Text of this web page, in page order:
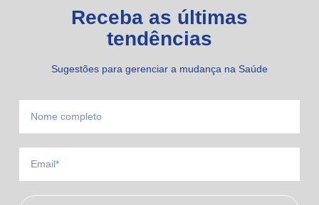
Receba as últimas
tendências
Sugestões para gerenciar a mudança na Saúde